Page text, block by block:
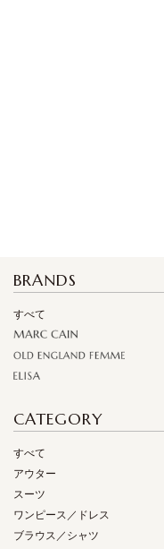
BRANDS
すべて
CATEGORY
すべて
アウター
スーツ
ワンピース／ドレス
ブラウス／シャツ